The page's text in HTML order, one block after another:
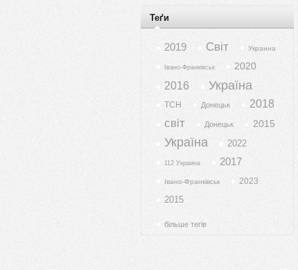
Теґи
2019 Світ Украина
Івано-Франківськ 2020
2016 Україна
ТСН Донецьк 2018
світ Донецьк 2015
Україна 2022
112 Украина 2017
Івано-Франківськ 2023
2015
більше тегів